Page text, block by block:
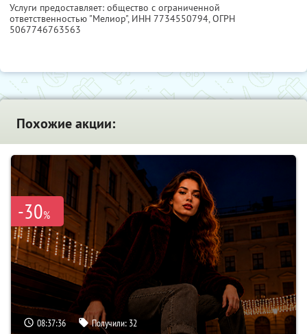
Услуги предоставляет: общество с ограниченной
ответственностью "Мелиор", ИНН 7734550794, ОГРН
5067746763563
Похожие акции:
-30%
08:37:34 Получили: 32